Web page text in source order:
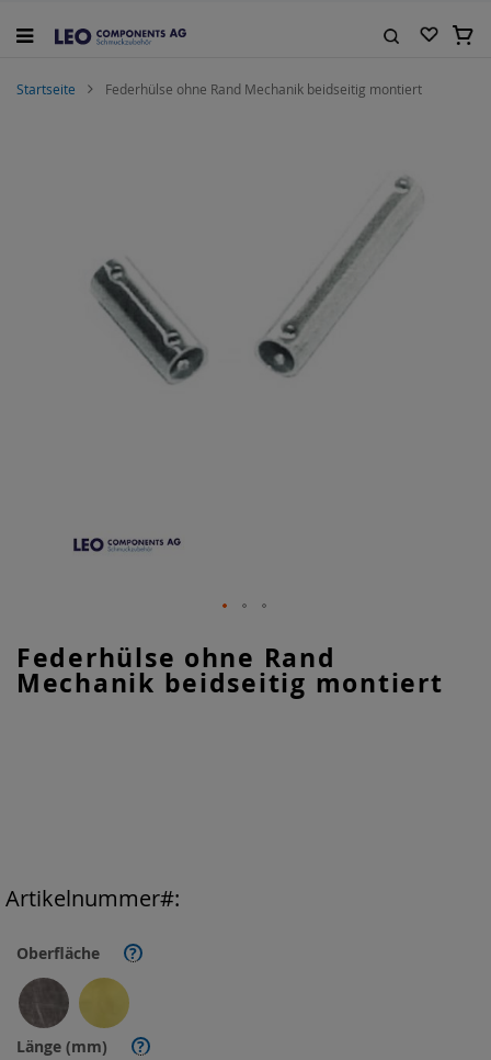
Inhalt
Startseite Federhülse ohne Rand Mechanik beidseitig montiert
Federhülse ohne Rand
Mechanik beidseitig montiert
Oberfläche ?
Länge (mm) ?
Artikelnummer
Anfang
der
Bildgalerie